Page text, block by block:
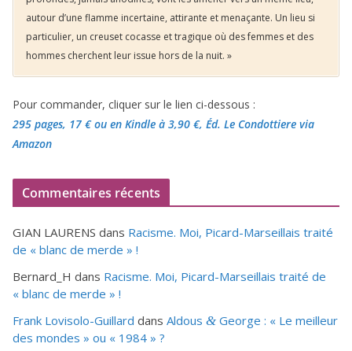
autour d’une flamme incertaine, attirante et menaçante. Un lieu si
particulier, un creuset cocasse et tragique où des femmes et des
hommes cherchent leur issue hors de la nuit. »
Pour commander, cliquer sur le lien ci-dessous :
295 pages, 17 €ou en Kindle à 3,90 €, Éd. Le Condottiere via
Amazon
Commentaires récents
GIAN LAURENS dans Racisme. Moi, Picard-Marseillais traité
de « blanc de merde » !
Bernard_H dans Racisme. Moi, Picard-Marseillais traité de
« blanc de merde » !
Frank Lovisolo-Guillard dans Aldous & George : « Le meilleur
des mondes » ou « 1984 » ?